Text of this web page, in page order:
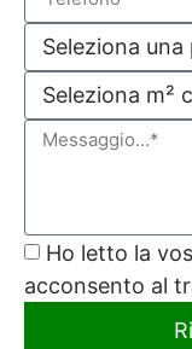
Ho letto la
acconsento al